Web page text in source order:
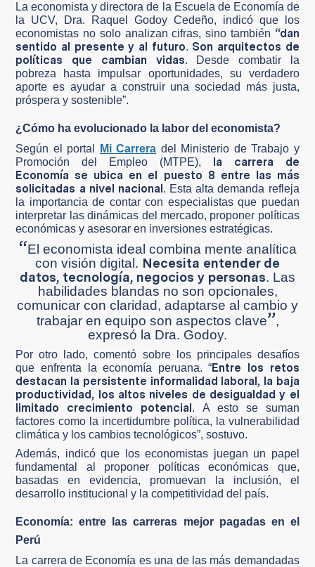
La economista y directora de la Escuela de Economía de
la UCV, Dra. Raquel Godoy Cedeño, indicó que los
economistas no solo analizan cifras, sino también “dan
sentido al presente y al futuro. Son arquitectos de
políticas que cambian vidas. Desde combatir la
pobreza hasta impulsar oportunidades, su verdadero
aporte es ayudar a construir una sociedad más justa,
próspera y sostenible”.
¿Cómo ha evolucionado la labor del economista?
Según el portal
Mi Carrera del Ministerio de Trabajo y
Promoción del Empleo (MTPE), la carrera de
Economía se ubica en el puesto 8 entre las más
solicitadas a nivel nacional. Esta alta demanda refleja
la importancia de contar con especialistas que puedan
interpretar las dinámicas del mercado, proponer políticas
económicas y asesorar en inversiones estratégicas.
“El economista ideal combina mente analítica
con visión digital. Necesita entender de
datos, tecnología, negocios y personas. Las
habilidades blandas no son opcionales,
comunicar con claridad, adaptarse al cambio y
trabajar en equipo son aspectos clave”,
expresó la Dra. Godoy.
Por otro lado, comentó sobre los principales desafíos
que enfrenta la economía peruana. “Entre los retos
destacan la persistente informalidad laboral, la baja
productividad, los altos niveles de desigualdad y el
limitado crecimiento potencial. A esto se suman
factores como la incertidumbre política, la vulnerabilidad
climática y los cambios tecnológicos”, sostuvo.
Además, indicó que los economistas juegan un papel
fundamental al proponer políticas económicas que,
basadas en evidencia, promuevan la inclusión, el
desarrollo institucional y la competitividad del país.
Economía: entre las carreras mejor pagadas en el
Perú
La carrera de Economía es una de las más demandadas